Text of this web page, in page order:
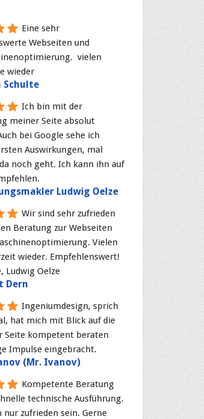
Eine sehr
Webseiten und
vielen
wieder
Schulte
Ich bin mit der
meiner Seite absolut
bei Google sehe ich
Auswirkungen, mal
noch geht. Ich kann ihn auf
Ludwig Oelze
Wir sind sehr zufrieden
Beratung zur Webseiten
Vielen
wieder. Empfehlenswert!
Ludwig Oelze
Dern
Ingeniumdesign, sprich
hat mich mit Blick auf die
Seite kompetent beraten
Impulse eingebracht.
(Mr. Ivanov)
Kompetente Beratung
technische Ausführung.
nur zufrieden sein. Gerne